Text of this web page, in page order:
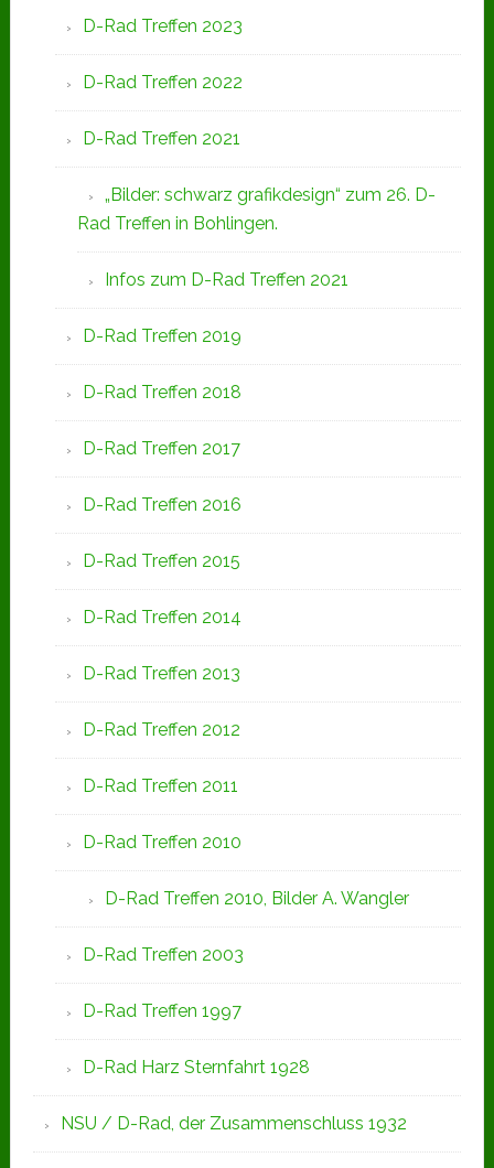
D-Rad Treffen 2023
D-Rad Treffen 2022
D-Rad Treffen 2021
„Bilder: schwarz grafikdesign“ zum 26. D-
Rad Treffen in Bohlingen.
Infos zum D-Rad Treffen 2021
D-Rad Treffen 2019
D-Rad Treffen 2018
D-Rad Treffen 2017
D-Rad Treffen 2016
D-Rad Treffen 2015
D-Rad Treffen 2014
D-Rad Treffen 2013
D-Rad Treffen 2012
D-Rad Treffen 2011
D-Rad Treffen 2010
D-Rad Treffen 2010, Bilder A. Wangler
D-Rad Treffen 2003
D-Rad Treffen 1997
D-Rad Harz Sternfahrt 1928
NSU / D-Rad, der Zusammenschluss 1932